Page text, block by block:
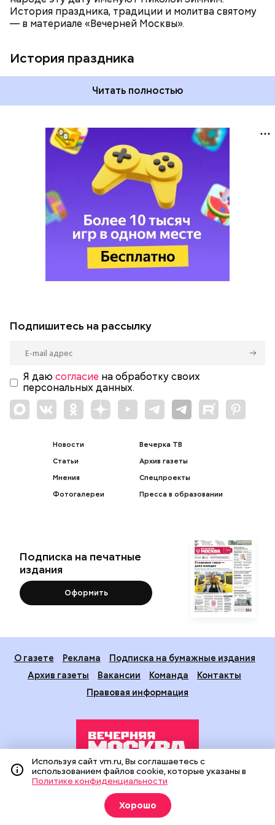
История праздника, традиции и молитва святому
— в материале «Вечерней Москвы».
История праздника
Читать полностью
Подпишитесь на рассылку
Я даю согласие на обработку своих
персональных данных.
Новости
Статьи
Мнения
Фотогалереи
Вечерка ТВ
Архив газеты
Спецпроекты
Пресса в образовании
Подписка на печатные
издания
Оформить
О газете Реклама
Подписка на бумажные издания
Архив газеты
Вакансии Команда
Контакты
Правовая информация
Издание создано при финансовой поддержке Департамента
средств массовой информации и рекламы города Москвы.
На сайте применяются рекомендательные технологии
(информационные технологии предоставления информации
Используя сайт vm.ru, Вы соглашаетесь с
использованием файлов cookie, которые указаны в
Политике конфиденциальности
Хорошо